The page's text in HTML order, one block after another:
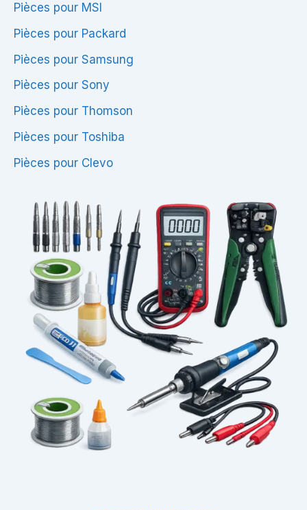
Pièces pour MSI
Pièces pour Packard
Pièces pour Samsung
Pièces pour Sony
Pièces pour Thomson
Pièces pour Toshiba
Pièces pour Clevo